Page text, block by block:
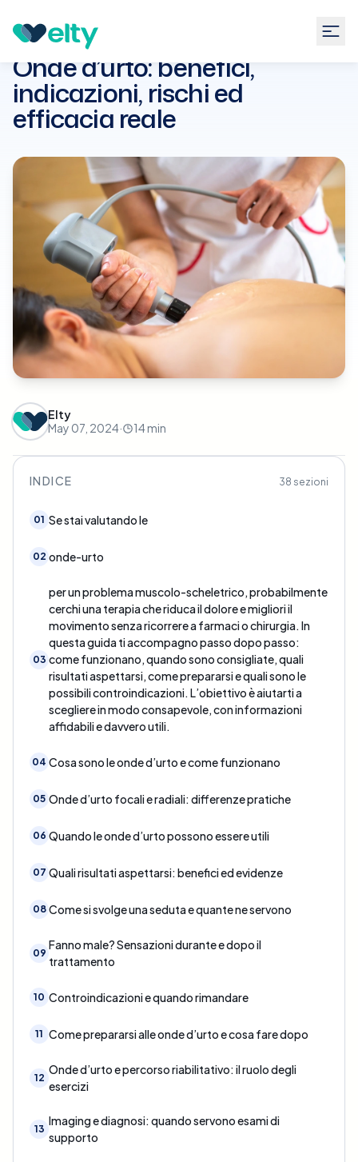
Guide Fisioterapia
Onde d’urto: benefici, indicazioni,
Onde d’urto: benefici,
indicazioni, rischi ed
efficacia reale
Elty
May 07, 2024· 14min
INDICE 38 sezioni
01 Se stai valutando le
02 onde-urto
03
per un problema muscolo-scheletrico, probabilmente
cerchi una terapia che riduca il dolore e migliori il
movimento senza ricorrere a farmaci o chirurgia. In
questa guida ti accompagno passo dopo passo:
come funzionano, quando sono consigliate, quali
risultati aspettarsi, come prepararsi e quali sono le
possibili controindicazioni. L’obiettivo è aiutarti a
scegliere in modo consapevole, con informazioni
affidabili e davvero utili.
04 Cosa sono le onde d’urto e come funzionano
05 Onde d’urto focali e radiali: differenze pratiche
06 Quando le onde d’urto possono essere utili
07 Quali risultati aspettarsi: benefici ed evidenze
08 Come si svolge una seduta e quante ne servono
09
Fanno male? Sensazioni durante e dopo il
trattamento
10 Controindicazioni e quando rimandare
11 Come prepararsi alle onde d’urto e cosa fare dopo
12
Onde d’urto e percorso riabilitativo: il ruolo degli
esercizi
13
Imaging e diagnosi: quando servono esami di
supporto